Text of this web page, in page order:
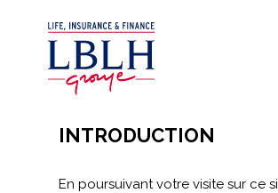
INTRODUCTION
En poursuivant votre visite sur ce